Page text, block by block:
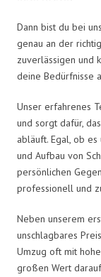
Dann bist du bei
genau an der
zuverlässigen und
deine Bedürfnisse
Unser erfahrenes
und sorgt dafür,
abläuft. Egal, ob
und Aufbau von
persönlichen
professionell und
Neben unserem
unschlagbares
Umzug oft mit
großen Wert